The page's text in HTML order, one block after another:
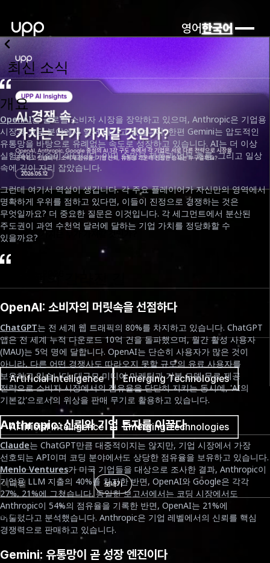
영어한국어
AI 경쟁 속, 가치는 누가 가져갈 것인가?
날짜
소요 시간
7분
태그
Artificial Intelligence Emerging Technologies
최신 소식
개요
OpenAI는 글로벌 소비자 시장을 장악하고 있으며, Anthropic은 기업용
시장과 코딩 분야에서 앞서 나가고 있습니다. 한편 Gemini는 압도적인
유통망을 바탕으로 유례없는 속도로 성장하고 있습니다. AI는 더 이상
실험적인 기술이 아닙니다. 이미 수많은 제품과 업무 흐름, 그리고 일상
속에 깊이 자리 잡았습니다.
그런데 여기서 역설이 생깁니다. 각 주요 플레이어가 자신만의 영역에서
명확하게 우위를 점하고 있다면, 이들이 진정으로 경쟁하는 것은
무엇일까요? 더 중요한 질문은 이것입니다. 각 세그먼트에서 분산된
주도권이 과연 수천억 달러에 달하는 기업 가치를 정당화할 수
있을까요?
AI 경쟁의 갈라진 길
OpenAI: 소비자의 머릿속을 선점하다
ChatGPT는 전 세계 웹 트래픽의 80%를 차지하고 있습니다. ChatGPT
앱은 전 세계 누적 다운로드 10억 건을 돌파했으며, 월간 활성 사용자
(MAU)는 5억 명에 달합니다. OpenAI는 단순히 사용자가 많은 것이
아니라, 다른 어떤 경쟁사도 따라오지 못할 규모의 유료 사용자를
보유하고 있습니다. 대규모 미디어 마케팅과 기본 모델 무료 제공
전략으로 소비자 시장에서의 점유율을 단단히 지키는 동시에, 'AI의
기본값'으로서의 위상을 판매 무기로 활용하고 있습니다.
Anthropic: 신뢰와 기업 투자를 이끌다
Claude는 ChatGPT만큼 대중적이지는 않지만, 기업 시장에서 가장
선호되는 API이며 코딩 분야에서도 상당한 점유율을 보유하고 있습니다.
Menlo Ventures가 미국 기업들을 대상으로 조사한 결과, Anthropic이
기업용 LLM 지출의 40%를 차지한 반면, OpenAI와 Google은 각각
27%, 21%에 그쳤습니다. 동일한 보고서에서는 코딩 시장에서도
Anthropic이 54%의 점유율을 기록한 반면, OpenAI는 21%에
머물렀다고 분석했습니다. Anthropic은 기업 레벨에서의 신뢰를 핵심
경쟁력으로 판매하고 있습니다.
Gemini: 유통망이 곧 성장 엔진이다
태그
Artificial Intelligence Emerging Technologies
Newsletter
보내기
더 보기
NEWS